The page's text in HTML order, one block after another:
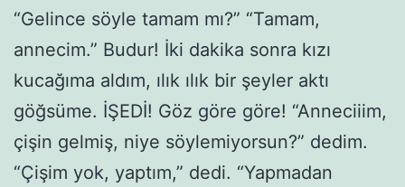
“Gelince söyle tamam mı?” “Tamam,
annecim.” Budur! İki dakika sonra kızı
kucağıma aldım, ılık ılık bir şeyler aktı
göğsüme. İŞEDİ! Göz göre göre! “Anneciiim,
çişin gelmiş, niye söylemiyorsun?” dedim.
“Çişim yok, yaptım,” dedi. “Yapmadan